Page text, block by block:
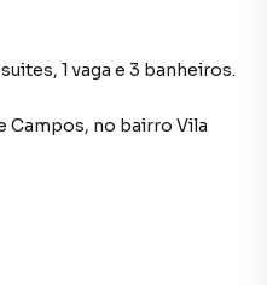
1 vaga e 3 banheiros.
Campos, no bairro Vila